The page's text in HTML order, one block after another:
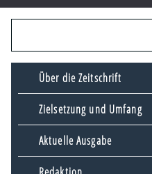
Über die Zeitschrift
Zielsetzung und Umfang
Aktuelle Ausgabe